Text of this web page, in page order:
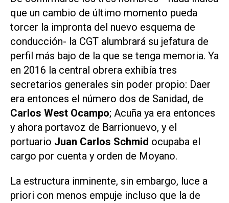
que un cambio de último momento pueda
torcer la impronta del nuevo esquema de
conducción- la CGT alumbrará su jefatura de
perfil más bajo de la que se tenga memoria. Ya
en 2016 la central obrera exhibía tres
secretarios generales sin poder propio: Daer
era entonces el número dos de Sanidad, de
Carlos West Ocampo; Acuña ya era entonces
y ahora portavoz de Barrionuevo, y el
portuario Juan Carlos Schmid ocupaba el
cargo por cuenta y orden de Moyano.
La estructura inminente, sin embargo, luce a
priori con menos empuje incluso que la de